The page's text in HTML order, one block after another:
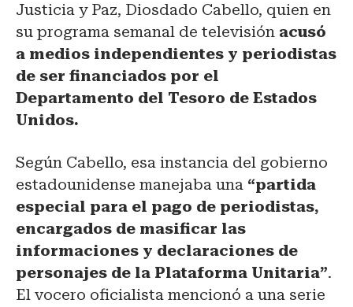
Justicia y Paz, Diosdado Cabello, quien en
su programa semanal de televisión acusó
a medios independientes y periodistas
de ser financiados por el
Departamento del Tesoro de Estados
Unidos.
Según Cabello, esa instancia del gobierno
estadounidense manejaba una “partida
especial para el pago de periodistas,
encargados de masificar las
informaciones y declaraciones de
personajes de la Plataforma Unitaria”.
El vocero oficialista mencionó a una serie